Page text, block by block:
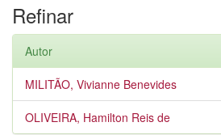
Refinar
Autor
MILITÃO, Vivianne Benevides
OLIVEIRA, Hamilton Reis de